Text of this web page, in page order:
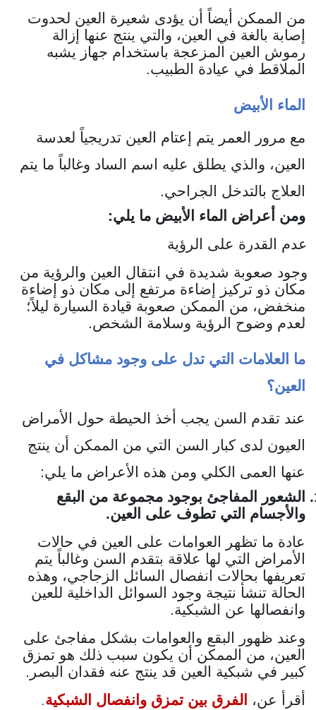
من الممكن أيضاً أن يؤدى شعيرة العين لحدوت
إصابة بالغة في العين، والتي ينتج عنها إزالة
رموش العين المزعجة باستخدام جهاز يشبه
الملاقط في عيادة الطبيب.
الماء الأبيض
مع مرور العمر يتم إعتام العين تدريجياً لعدسة
العين، والذي يطلق عليه اسم الساد وغالباً ما يتم
العلاج بالتدخل الجراحي.
ومن أعراض الماء الأبيض ما يلي:
عدم القدرة على الرؤية
وجود صعوبة شديدة في انتقال العين والرؤية من
مكان ذو تركيز إضاءة مرتفع إلى مكان ذو إضاءة
منخفض، من الممكن صعوبة قيادة السيارة ليلاً؛
لعدم وضوح الرؤية وسلامة الشخص.
ما العلامات التي تدل على وجود مشاكل في
العين؟
عند تقدم السن يجب أخذ الحيطة حول الأمراض
العيون لدى كبار السن التي من الممكن أن ينتج
عنها العمى الكلي ومن هذه الأعراض ما يلي:
الشعور المفاجئ بوجود مجموعة من البقع
والأجسام التي تطوف على العين.
عادة ما تظهر العوامات على العين في حالات
الأمراض التي لها علاقة بتقدم السن وغالباً يتم
تعريفها بحالات انفصال السائل الزجاجي، وهذه
الحالة تنشأ نتيجة وجود السوائل الداخلية للعين
وانفصالها عن الشبكية.
وعند ظهور البقع والعوامات بشكل مفاجئ على
العين، من الممكن أن يكون سبب ذلك هو تمزق
كبير في شبكية العين قد ينتج عنه فقدان البصر.
أقرأ عن، الفرق بين تمزق وانفصال الشبكية.